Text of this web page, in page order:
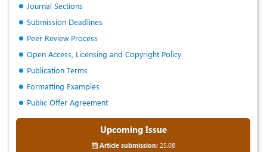
Journal Sections
Submission Deadlines
Peer Review Process
Open Access, Licensing and Copyright Policy
Publication Terms
Formatting Examples
Public Offer Agreement
Upcoming Issue
Article submission:25.08